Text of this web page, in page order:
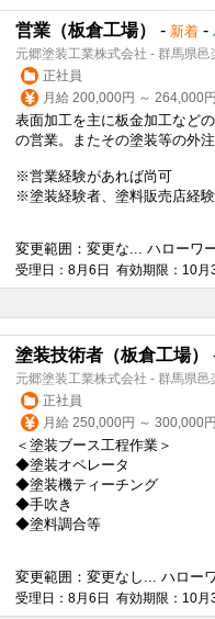
営業（板倉工場） - 新着 -
元郷塗装工業株式会社 - 群馬県
正社員
月給 200,000円 ～ 264,000円
表面加工を主に板金加工など
の営業。またその塗装等の外注
※営業経験があれば尚可
※塗装経験者、塗料販売店経験
変更範囲：変更な... ハローワ
受理日：8月6日 有効期限：10月
塗装技術者（板倉工場）
元郷塗装工業株式会社 - 群馬県
正社員
月給 250,000円 ～ 300,000円
＜塗装ブース工程作業＞
◆塗装オペレータ
◆塗装機ティーチング
◆手吹き
◆塗料調合等
変更範囲：変更なし... ハロー
受理日：8月6日 有効期限：10月